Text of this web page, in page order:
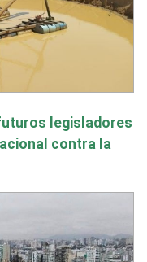
legisladores
contra la